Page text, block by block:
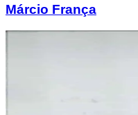
Márcio França